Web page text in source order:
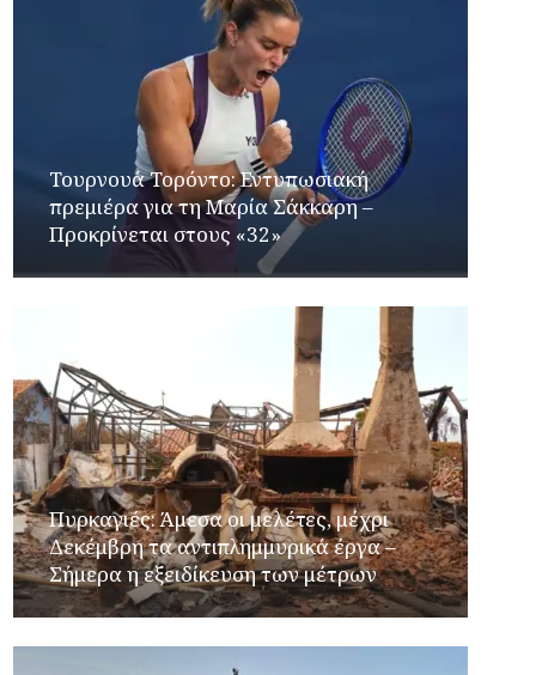
Τουρνουά Τορόντο: Εντυπωσιακή
πρεμιέρα για τη Μαρία Σάκκαρη –
Προκρίνεται στους «32»
Πυρκαγιές: Άμεσα οι μελέτες, μέχρι
Δεκέμβρη τα αντιπλημμυρικά έργα –
Σήμερα η εξειδίκευση των μέτρων